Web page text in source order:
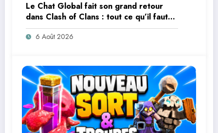
Le Chat Global fait son grand retour
dans Clash of Clans : tout ce qu’il faut
savoir
6 Août 2026